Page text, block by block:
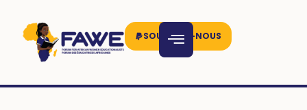
SOUTENEZ-NOUS